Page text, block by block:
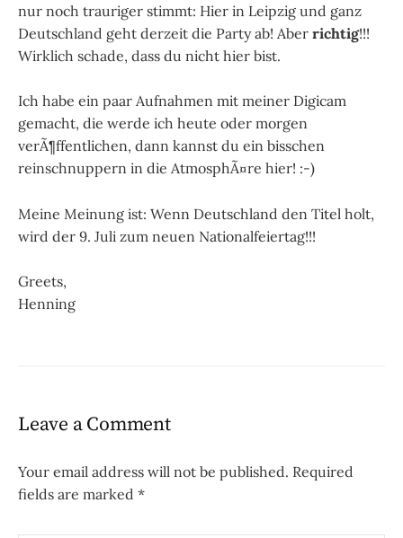
nur noch trauriger stimmt: Hier in Leipzig und ganz
Deutschland geht derzeit die Party ab! Aber richtig!!!
Wirklich schade, dass du nicht hier bist.
Ich habe ein paar Aufnahmen mit meiner Digicam
gemacht, die werde ich heute oder morgen
verÃ¶ffentlichen, dann kannst du ein bisschen
reinschnuppern in die AtmosphÃ¤re hier! :-)
Meine Meinung ist: Wenn Deutschland den Titel holt,
wird der 9. Juli zum neuen Nationalfeiertag!!!
Greets,
Henning
Leave a Comment
Your email address will not be published. Required
fields are marked *